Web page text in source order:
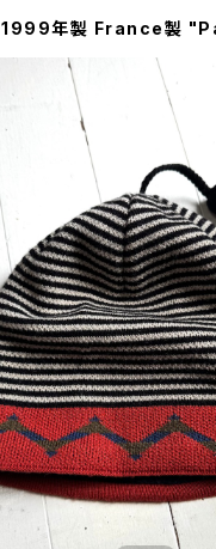
1999年製 France製
NAL